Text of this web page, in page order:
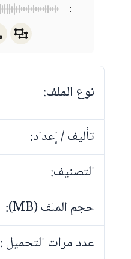
-:--
نوع الملف:
تأليف / إعداد:
التصنيف:
حجم الملف (MB):
عدد مرات التحميل :